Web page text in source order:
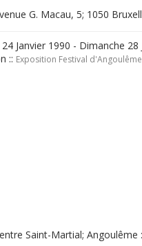
G. Macau, 5; 1050
Janvier 1990 - Dimanche 28
:: Exposition Festival d'Angoulême
Saint-Martial; Angoulême